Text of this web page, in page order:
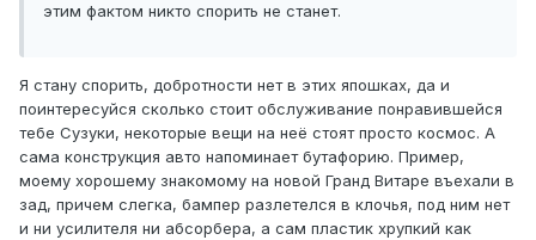
этим фактом никто спорить не станет.
Я стану спорить, добротности нет в этих япошках, да и
поинтересуйся сколько стоит обслуживание понравившейся
тебе Сузуки, некоторые вещи на неё стоят просто космос. А
сама конструкция авто напоминает бутафорию. Пример,
моему хорошему знакомому на новой Гранд Витаре въехали в
зад, причем слегка, бампер разлетелся в клочья, под ним нет
и ни усилителя ни абсорбера, а сам пластик хрупкий как